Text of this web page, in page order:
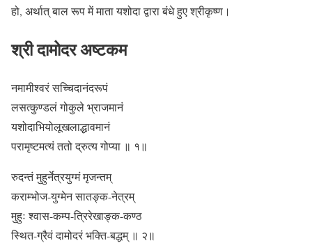
हो, अर्थात् बाल रूप में माता यशोदा द्वारा बंधे हुए श्रीकृष्ण।
श्री दामोदर अष्टकम
नमामीश्वरं सच्चिदानंदरूपं
लसत्कुण्डलं गोकुले भ्राजमानं
यशोदाभियोलूखलाद्धावमानं
परामृष्टमत्यं ततो द्रुत्य गोप्या ॥ १॥
रुदन्तं मुहुर्नेत्रयुग्मं मृजन्तम्
कराम्भोज-युग्मेन सातङ्क-नेत्रम्
मुहुः श्वास-कम्प-त्रिरेखाङ्क-कण्ठ
स्थित-ग्रैवं दामोदरं भक्ति-बद्धम् ॥ २॥